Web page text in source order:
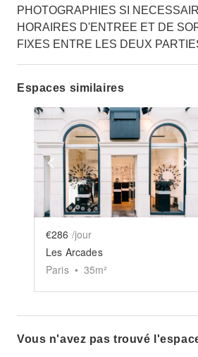
PHOTOGRAPHIES SI
HORAIRES D'ENTREE ET DE
FIXES ENTRE LES DEUX
Espaces similaires
Show previous slide
€286 /jour
Les Arcades
Paris • 35m²
Vous n'avez pas trouvé